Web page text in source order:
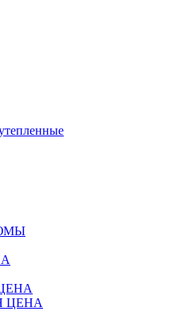
ЦЕНА